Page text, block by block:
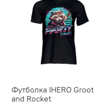
Футболка IHERO Groot
and Rocket